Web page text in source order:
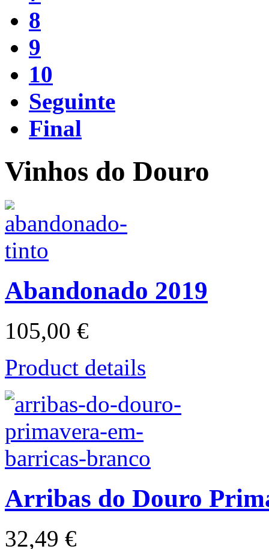
8
9
10
Seguinte
Final
Vinhos do Douro
Abandonado 2019
105,00 €
Product details
Arribas do Douro
32,49 €